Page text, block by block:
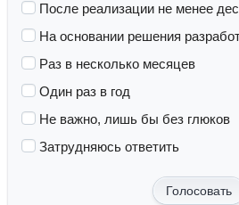
После реализации не менее
На основании решения
Раз в несколько месяцев
Один раз в год
Не важно, лишь бы без глюков
Затрудняюсь ответить
Голосовать